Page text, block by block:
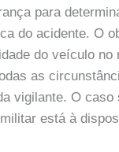
para
do acidente. O
do veículo no
as
vigilante. O caso
está à